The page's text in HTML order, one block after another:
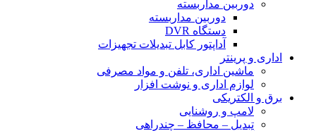
دوربین مداربسته
دوربین مداربسته
دستگاه DVR
آداپتور کابل تبدیلات تجهیزات
اداری و پرینتر
ماشین اداری، تلفن و مواد مصرفی
لوازم اداری و نوشت افزار
برق و الکتریکی
لامپ و روشنایی
تبدیل – محافظ – چندراهی